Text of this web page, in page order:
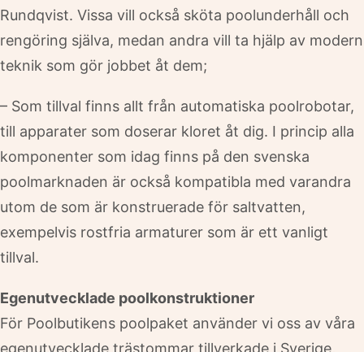
Rundqvist. Vissa vill också sköta poolunderhåll och
rengöring själva, medan andra vill ta hjälp av modern
teknik som gör jobbet åt dem;
– Som tillval finns allt från automatiska poolrobotar,
till apparater som doserar kloret åt dig. I princip alla
komponenter som idag finns på den svenska
poolmarknaden är också kompatibla med varandra
utom de som är konstruerade för saltvatten,
exempelvis rostfria armaturer som är ett vanligt
tillval.
Egenutvecklade poolkonstruktioner
För Poolbutikens poolpaket använder vi oss av våra